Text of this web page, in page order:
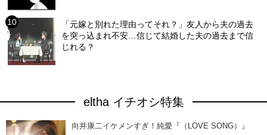
「元嫁と別れた理由ってそれ？」友人から夫の過去
を突っ込まれ不安…信じて結婚した夫の過去まで信
じれる？
eltha イチオシ特集
向井康二イケメンすぎ！純愛『（LOVE SONG）』